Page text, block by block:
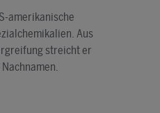
amerikanische
Aus
streicht er